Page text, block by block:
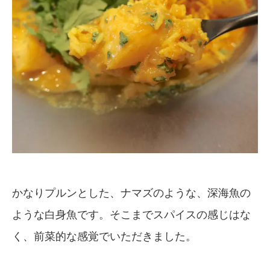
かなりプルンとした、ナマズのような、深海魚の
ような白身魚です。そこまでスパイスの感じはな
く、前菜的な感覚でいただきました。